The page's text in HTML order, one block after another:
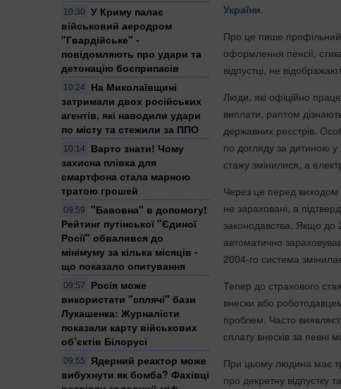
10:30
У Криму палає
військовий аеродром
"Гвардійське" -
повідомляють про удари та
детонацію боєприпасів
10:24
На Миколаївщині
затримали двох російських
агентів, які наводили удари
по місту та стежили за ППО
10:14
Варто знати! Чому
захисна плівка для
смартфона стала марною
тратою грошей
09:59
"Бавовна" в допомогу!
Рейтинг путінської "Єдиної
Росії" обвалився до
мінімуму за кілька місяців -
що показало опитування
09:57
Росія може
використати "сплячі" бази
Лукашенка: Журналісти
показали карту військових
об’єктів Білорусі
09:55
Ядерний реактор може
вибухнути як бомба? Фахівці
України
Про це пише профільний
оформлення пенсії,
відпустці, не
Люди, які офіційно
виплати, раптом
державних реєстрів.
по догляду за дитиною у
стажу змінилися, а
Через це перед виходом
не зараховані, а
законодавства. Якщо до
автоматично
2004-го система
Тепер до страхового
внески або
проблем. Часто
сплату внесків за певні
При цьому людина має
про декретну відпустку